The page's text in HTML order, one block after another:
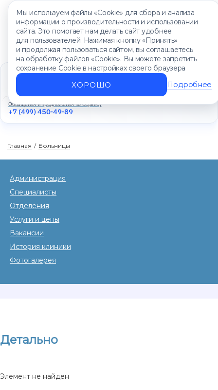
Мы используем файлы «Cookie» для сбора и анализа
информации о производительности и использовании
сайта. Это помогает нам делать сайт удобнее
для пользователей. Нажимая кнопку «Принять»
и продолжая пользоваться сайтом, вы соглашаетесь
на обработку файлов «Cookie». Вы можете запретить
сохранение Cookie в настройках своего браузера
ХОРОШО Подробнее
Единый контакт-центр
+7 (499) 450-88-89
Ежедневно с 8:00 до 20:00
Обращения и предложения по сервису
+7 (499) 450-49-89
Главная / Больницы
Детально
Элемент не найден
Администрация
Специалисты
Отделения
Услуги и цены
Вакансии
История клиники
Фотогалерея